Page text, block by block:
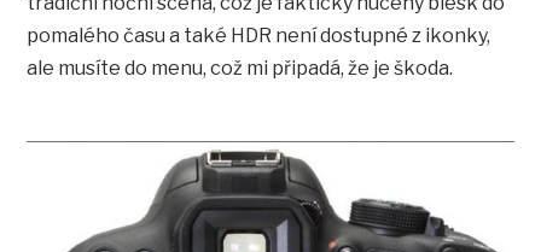
pomalého času a také HDR není dostupné z ikonky,
ale musíte do menu, což mi připadá, že je škoda.